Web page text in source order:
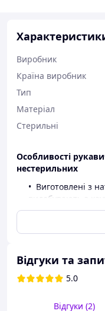
Виробник
Країна виробник
Тип
Матеріал
Стерильні
Особливості
нестерильних
Виготовлені з
видобувають з
Своїми
міцності на
перевершують
Легко
середовищу.
Довжина манжета –
Відгуки та
5.0
Відгуки (2)